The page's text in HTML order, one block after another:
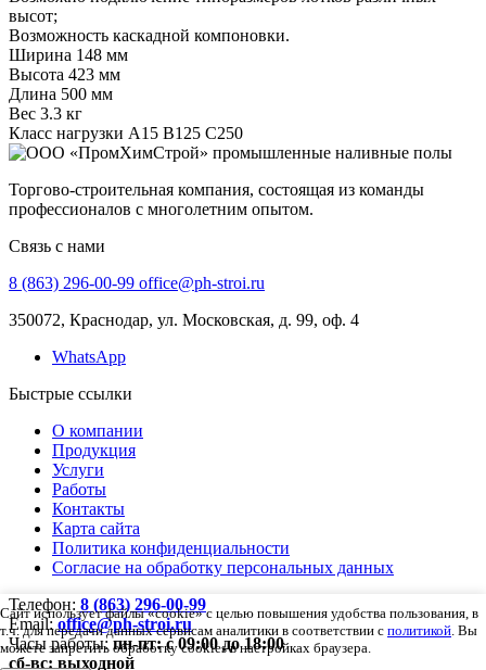
высот;
Возможность каскадной компоновки.
Ширина 148 мм
Высота 423 мм
Длина 500 мм
Вес 3.3 кг
Класс нагрузки A15 B125 C250
Торгово-строительная компания, состоящая из команды
профессионалов с многолетним опытом.
Связь с нами
8 (863) 296-00-99 office@ph-stroi.ru
350072, Краснодар, ул. Московская, д. 99, оф. 4
WhatsApp
Быстрые ссылки
О компании
Продукция
Услуги
Работы
Контакты
Карта сайта
Политика конфиденциальности
Согласие на обработку персональных данных
Телефон: 8 (863) 296-00-99
Email: office@ph-stroi.ru
Часы работы: пн-пт: c 09:00 до 18:00
сб-вс: выходной
Сайт использует файлы «cookie» с целью повышения удобства пользования, в
т.ч. для передачи данных сервисам аналитики в соответствии с политикой. Вы
можете запретить обработку cookies в настройках браузера.